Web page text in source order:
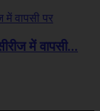
में वापसी...